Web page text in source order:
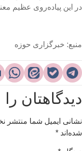
این پیاده‌روی عظیم
خبرگزاری حوزه
را
ایمیل شما منتشر
*